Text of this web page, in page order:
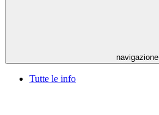
navigazione
Tutte le info